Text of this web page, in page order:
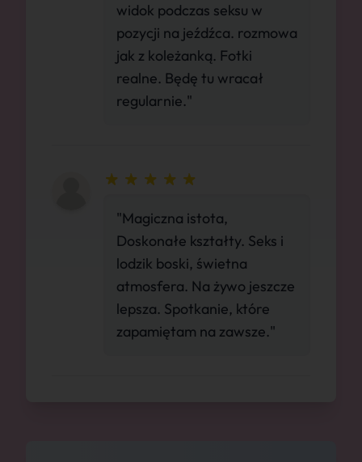
widok podczas seksu w
pozycji na jeźdźca. rozmowa
jak z koleżanką. Fotki
realne. Będę tu wracał
regularnie."
"Magiczna istota,
Doskonałe kształty. Seks i
lodzik boski, świetna
atmosfera. Na żywo jeszcze
lepsza. Spotkanie, które
zapamiętam na zawsze."